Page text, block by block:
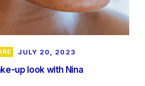
JULY 20, 2023
up look with Nina